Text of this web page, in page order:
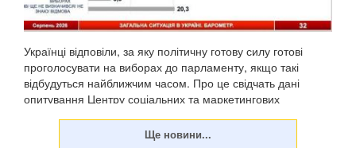
Українці відповіли, за яку політичну готову силу готові
проголосувати на виборах до парламенту, якщо такі
відбудуться найближчим часом. Про це свідчать дані
опитування Центру соціальних та маркетингових